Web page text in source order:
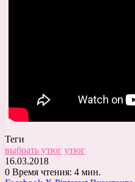
Теги
выбрать утюг утюг
16.03.2018
0 Время чтения: 4 мин.